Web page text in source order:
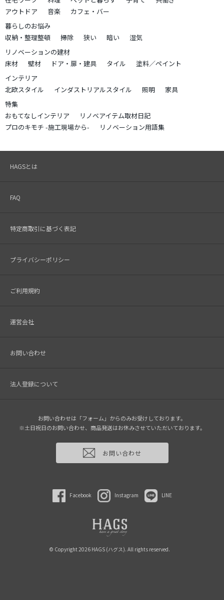
アウトドア
音楽
カフェ・バー
暮らしのお悩み
収納・整理整頓
掃除 狭い 暗い
湿気
リノベーションの建材
床材
壁材 ドア・扉・建具 タイル
塗料／ペイント
インテリア
北欧スタイル
インダストリアルスタイル 照明
家具
特集
おもてなしインテリア
リノベアイテム取材日記
プロのキモチ -施工現場から-
リノベーション用語集
HAGSとは
FAQ
特定商取引に基づく表記
プライバシーポリシー
ご利用規約
運営会社
お問い合わせ
法人登録について
お問い合わせは「フォーム」からのみお受けしております。
※土日祝日のお問い合わせ、商品発送はお休みさせていただいております。
お問い合わせ
Facebook Instagram LINE
© Copyright 2026 HAGS (ハグス). All rights reserved.